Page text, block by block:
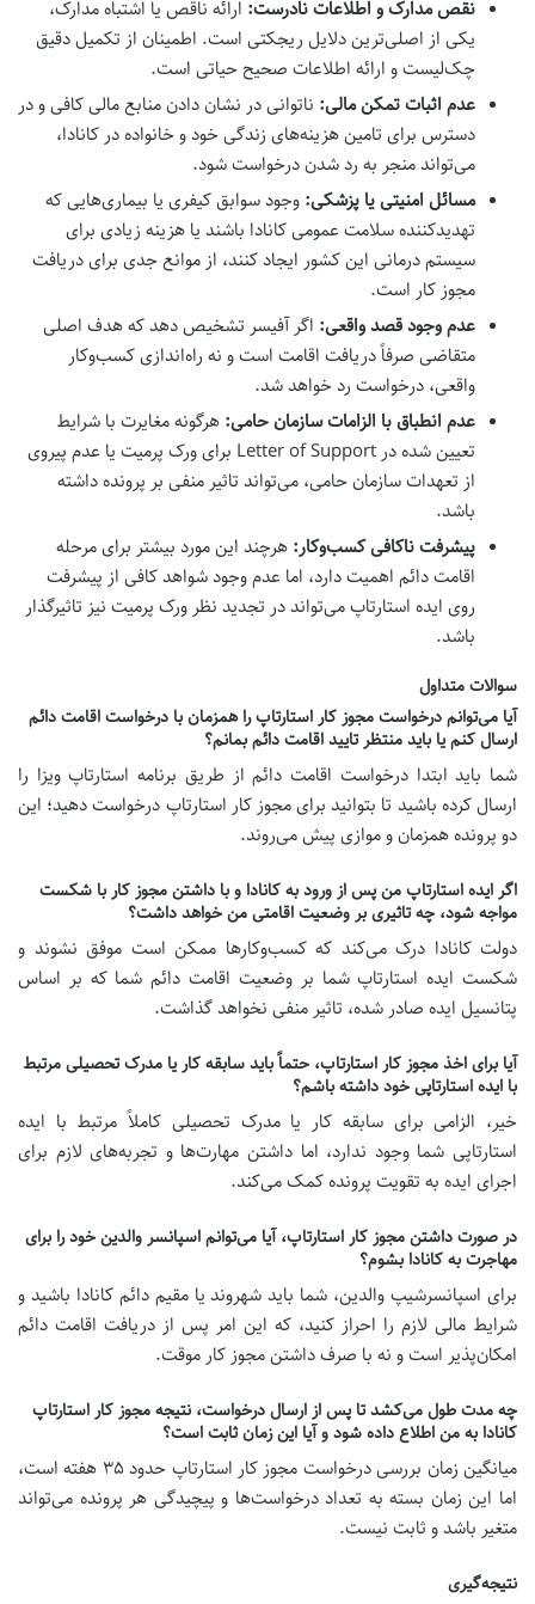
نقص مدارک و اطلاعات نادرست: ارائه ناقص یا اشتباه مدارک،
یکی از اصلی‌ترین دلایل ریجکتی است. اطمینان از تکمیل دقیق
چک‌لیست و ارائه اطلاعات صحیح حیاتی است.
عدم اثبات تمکن مالی: ناتوانی در نشان دادن منابع مالی کافی و در
دسترس برای تامین هزینه‌های زندگی خود و خانواده در کانادا،
می‌تواند منجر به رد شدن درخواست شود.
مسائل امنیتی یا پزشکی: وجود سوابق کیفری یا بیماری‌هایی که
تهدیدکننده سلامت عمومی کانادا باشند یا هزینه زیادی برای
سیستم درمانی این کشور ایجاد کنند، از موانع جدی برای دریافت
مجوز کار است.
عدم وجودقصد واقعی: اگر آفیسر تشخیص دهد که هدف اصلی
متقاضی صرفاً دریافت اقامت است و نه راه‌اندازی کسب‌وکار
واقعی، درخواست رد خواهد شد.
عدم انطباق با الزامات سازمان حامی: هرگونه مغایرت با شرایط
تعیین شده در Letter of Support برای ورک پرمیت
یا عدم پیروی
از تعهدات سازمان حامی، می‌تواند تاثیر منفی بر پرونده داشته
باشد.
پیشرفت ناکافی کسب‌وکار: هرچند این مورد بیشتر برای مرحله
اقامت دائم اهمیت دارد، اما عدم وجود شواهد کافی از پیشرفت
روی ایده استارتاپ می‌تواند در تجدید نظر ورک پرمیت نیز تاثیرگذار
باشد.
سوالات متداول
آیا می‌توانم درخواست مجوز کار استارتاپ را همزمان با درخواست اقامت دائم
ارسال کنم یا باید منتظر تایید اقامت دائم بمانم؟
شما باید ابتدا درخواست اقامت دائم از طریق برنامه استارتاپ ویزا را
ارسال کرده باشید تا بتوانید برای مجوز کار استارتاپ درخواست دهید؛ این
دو پرونده همزمان و موازی پیش می‌روند.
اگر ایده استارتاپ من پس از ورود به کانادا و با داشتن مجوز کار با شکست
مواجه شود، چه تاثیری بر وضعیت اقامتی من خواهد داشت؟
دولت کانادا درک می‌کند که کسب‌وکارها ممکن است موفق نشوند و
شکست ایده استارتاپ شما بر وضعیت اقامت دائم شما که بر اساس
پتانسیل ایده صادر شده، تاثیر منفی نخواهد گذاشت.
آیا برای اخذ مجوز کار استارتاپ، حتماً باید سابقه کار یا مدرک تحصیلی مرتبط
با ایده استارتاپی خود داشته باشم؟
خیر، الزامی برای سابقه کار یا مدرک تحصیلی کاملاً مرتبط با ایده
استارتاپی شما وجود ندارد، اما داشتن مهارت‌ها و تجربه‌های لازم برای
اجرای ایده به تقویت پرونده کمک می‌کند.
در صورت داشتن مجوز کار استارتاپ، آیا می‌توانم اسپانسر والدین خود را برای
مهاجرت به کانادا بشوم؟
برای اسپانسرشیپ والدین، شما باید شهروند یا مقیم دائم کانادا باشید و
شرایط مالی لازم را احراز کنید، که این امر پس از دریافت اقامت دائم
امکان‌پذیر است و نه با صرف داشتن مجوز کار موقت.
چه مدت طول می‌کشد تا پس از ارسال درخواست، نتیجه مجوز کار استارتاپ
کانادا به من اطلاع داده شود و آیا این زمان ثابت است؟
میانگین زمان بررسی درخواست مجوز کار استارتاپ حدود ۳۵ هفته است،
اما این زمان بسته به تعداد درخواست‌ها و پیچیدگی هر پرونده می‌تواند
متغیر باشد و ثابت نیست.
نتیجه‌گیری